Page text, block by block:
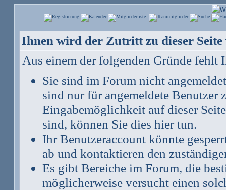
Ihnen wird der Zutritt zu dieser
Aus einem der folgenden Gründe fehlt
Sie sind im Forum nicht
sind nur für angemeldete Benutzer
Eingabemöglichkeit auf dieser
sind, können Sie dies hier tun.
Ihr Benutzeraccount könnte
ab und kontaktieren den
Es gibt Bereiche im Forum, die
möglicherweise versucht einen